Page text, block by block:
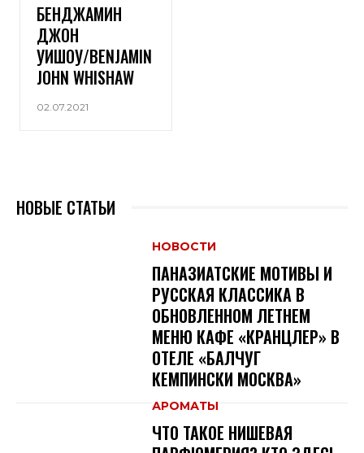
БЕНДЖАМИН
ДЖОН
УИШОУ/BENJAMIN
JOHN WHISHAW
02.07.2021
НОВЫЕ СТАТЬИ
НОВОСТИ
ПАНАЗИАТСКИЕ МОТИВЫ И
РУССКАЯ КЛАССИКА В
ОБНОВЛЕННОМ ЛЕТНЕМ
МЕНЮ КАФЕ «КРАНЦЛЕР» В
ОТЕЛЕ «БАЛЧУГ
КЕМПИНСКИ МОСКВА»
АРОМАТЫ
ЧТО ТАКОЕ НИШЕВАЯ